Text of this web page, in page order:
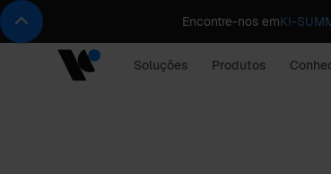
Encontre-nos emKI-
Soluções Produtos